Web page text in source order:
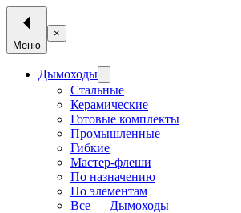
Меню
×
Дымоходы
Стальные
Керамические
Готовые комплекты
Промышленные
Гибкие
Мастер-флеши
По назначению
По элементам
Все — Дымоходы